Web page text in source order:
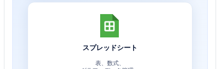
スプレッドシート
表、数式、